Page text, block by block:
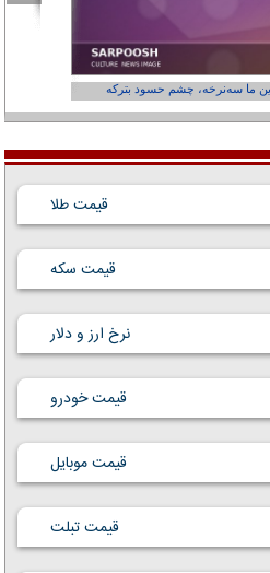
ما سه‌نرخه، چشم حسود بترکه
قیمت طلا
قیمت سکه
نرخ ارز و دلار
قیمت خودرو
قیمت موبایل
قیمت تبلت